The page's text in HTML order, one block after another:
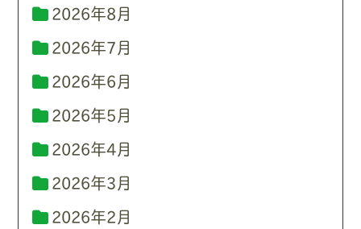
2026年8月
2026年7月
2026年6月
2026年5月
2026年4月
2026年3月
2026年2月